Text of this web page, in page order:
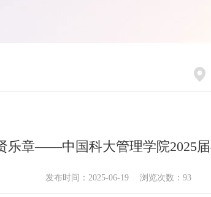
乐章——中国科大管理学院2025
发布时间：2025-06-19 浏览次数： 93